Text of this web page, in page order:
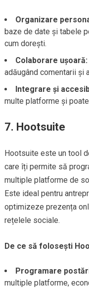
Organizare
baze de date și tabele
cum dorești.
Colaborare ușoară:
adăugând comentarii și
Integrare și
multe platforme și
7. Hootsuite
Hootsuite este un tool
care îți permite să
multiple platforme de
Este ideal pentru
optimizeze prezența
rețelele sociale.
De ce să folosești
Programare
multiple platforme,